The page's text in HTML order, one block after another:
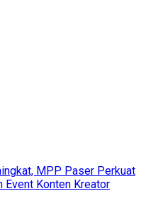
MPP Paser Perkuat
Event Konten Kreator